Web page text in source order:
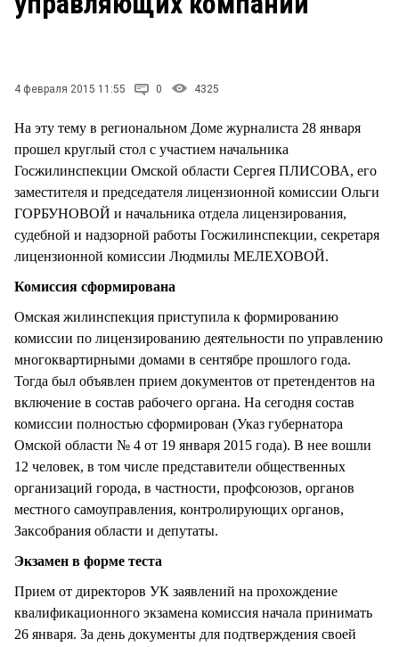
Архив
4 февраля 2015 11:55 0 4325
На эту тему в региональном Доме журналиста 28 января
прошел круглый стол с участием начальника
Госжилинспекции Омской области Сергея ПЛИСОВА, его
заместителя и председателя лицензионной комиссии Ольги
ГОРБУНОВОЙ и начальника отдела лицензирования,
судебной и надзорной работы Госжилинспекции, секретаря
лицензионной комиссии Людмилы МЕЛЕХОВОЙ.
Комиссия сформирована
Омская жилинспекция приступила к формированию
комиссии по лицензированию деятельности по управлению
многоквартирными домами в сентябре прошлого года.
Тогда был объявлен прием документов от претендентов на
включение в состав рабочего органа. На сегодня состав
комиссии полностью сформирован (Указ губернатора
Омской области № 4 от 19 января 2015 года). В нее вошли
12 человек, в том числе представители общественных
организаций города, в частности, профсоюзов, органов
местного самоуправления, контролирующих органов,
Заксобрания области и депутаты.
Экзамен в форме теста
Прием от директоров УК заявлений на прохождение
квалификационного экзамена комиссия начала принимать
26 января. За день документы для подтверждения своей